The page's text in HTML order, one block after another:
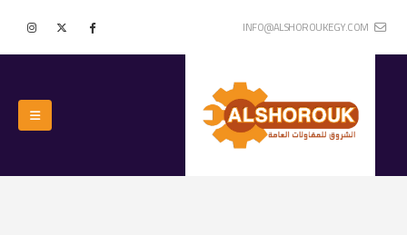
INFO@ALSHOROUKEGY.COM